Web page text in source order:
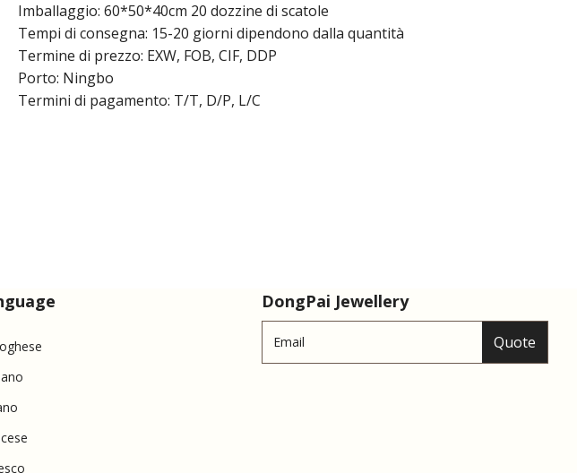
Imballaggio: 60*50*40cm 20 dozzine di scatole
Tempi di consegna: 15-20 giorni dipendono dalla quantità
Termine di prezzo: EXW, FOB, CIF, DDP
Porto: Ningbo
Termini di pagamento: T/T, D/P, L/C
DongPai Jewellery
Quote